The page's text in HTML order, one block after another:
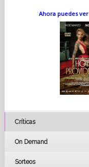
Ahora puedes
Críticas
On Demand
Sorteos